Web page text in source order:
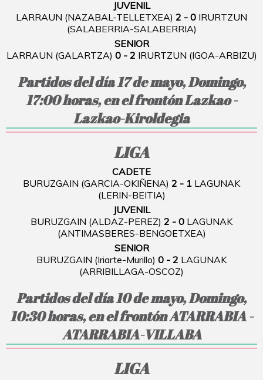
JUVENIL
LARRAUN (NAZABAL-TELLETXEA) 2 - 0 IRURTZUN
(SALABERRIA-SALABERRIA)
SENIOR
LARRAUN (GALARTZA) 0 - 2 IRURTZUN (IGOA-ARBIZU)
Partidos del día 17 de mayo, Domingo,
17:00 horas, en el frontón Lazkao -
Lazkao-Kiroldegia
LIGA
CADETE
BURUZGAIN (GARCIA-OKIÑENA) 2 - 1 LAGUNAK
(LERIN-BEITIA)
JUVENIL
BURUZGAIN (ALDAZ-PEREZ) 2 - 0 LAGUNAK
(ANTIMASBERES-BENGOETXEA)
SENIOR
BURUZGAIN (Iriarte-Murillo) 0 - 2 LAGUNAK
(ARRIBILLAGA-OSCOZ)
Partidos del día 10 de mayo, Domingo,
10:30 horas, en el frontón ATARRABIA -
ATARRABIA-VILLABA
LIGA